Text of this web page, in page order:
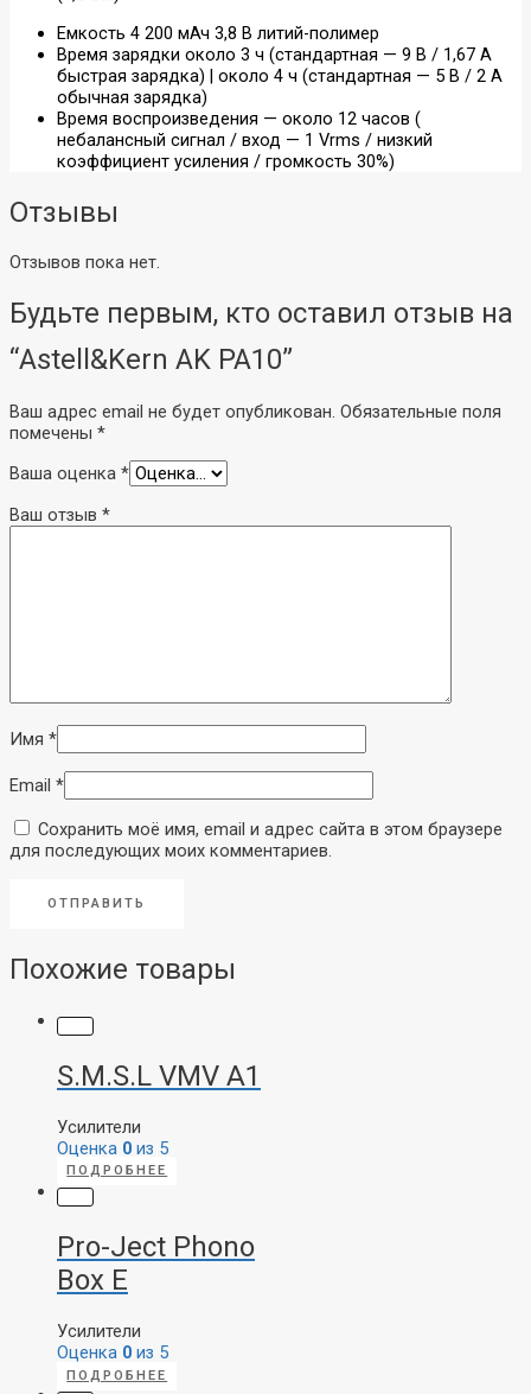
Емкость 4 200 мАч 3,8 В литий-полимер
Время зарядки около 3 ч (стандартная — 9 В / 1,67 А
быстрая зарядка) | около 4 ч (стандартная — 5 В / 2 А
обычная зарядка)
Время воспроизведения — около 12 часов (
небалансный сигнал / вход — 1 Vrms / низкий
коэффициент усиления / громкость 30%)
Отзывы
Отзывов пока нет.
Будьте первым, кто оставил отзыв на
“Astell&Kern AK PA10”
Ваш адрес email не будет опубликован. Обязательные поля
помечены *
Ваша оценка *
Ваш отзыв *
Имя *
Email *
Сохранить моё имя, email и адрес сайта в этом браузере
для последующих моих комментариев.
Похожие товары
S.M.S.L VMV A1
Усилители
Оценка 0 из 5
ПОДРОБНЕЕ
Pro-Ject Phono
Box E
Усилители
Оценка 0 из 5
ПОДРОБНЕЕ